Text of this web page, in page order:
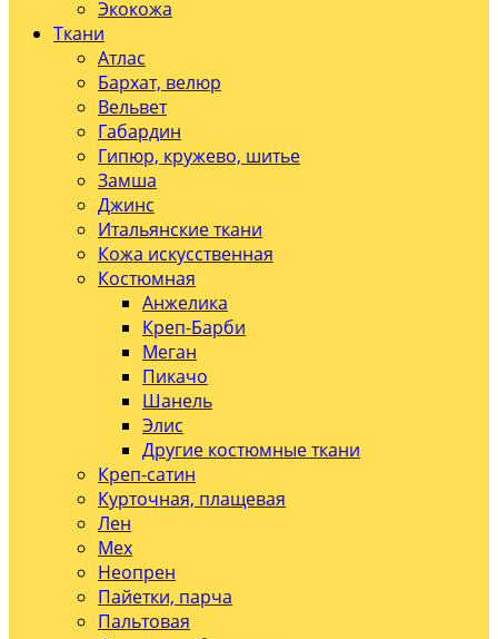
Экокожа
Ткани
Атлас
Бархат, велюр
Вельвет
Габардин
Гипюр, кружево, шитье
Замша
Джинс
Итальянские ткани
Кожа искусственная
Костюмная
Анжелика
Креп-Барби
Меган
Пикачо
Шанель
Элис
Другие костюмные ткани
Креп-сатин
Курточная, плащевая
Лен
Мех
Неопрен
Пайетки, парча
Пальтовая